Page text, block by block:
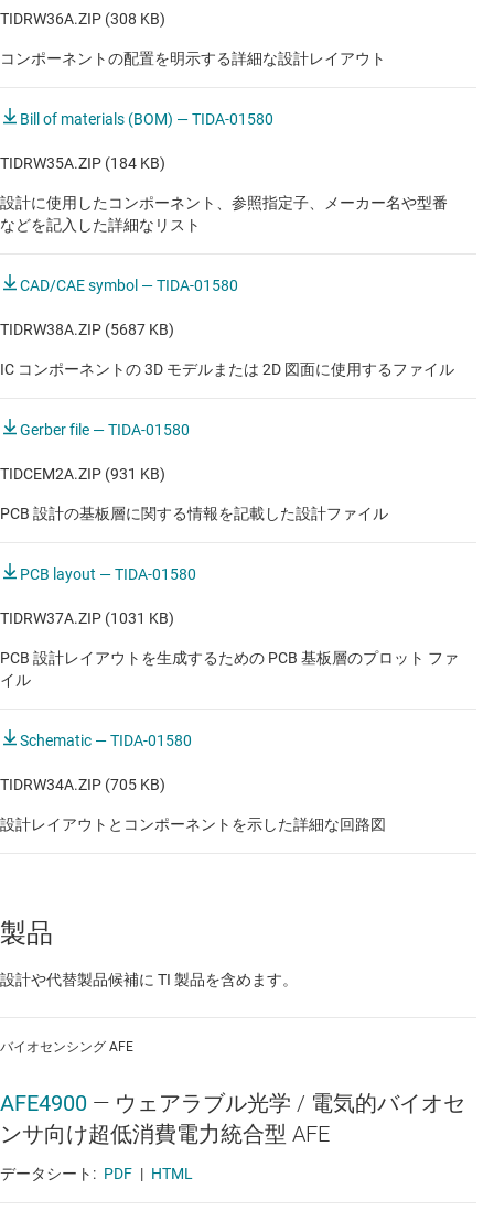
ECG パッチ
パルス オキシメータ
マルチパラメータ・パッチ
マルチパラメータ・パッチ
マルチパラメータ・パッチ
マルチパラメータ・パッチ
処理とビジョン カート
心電図（ECG）
心電図（ECG）
患者モニタ：SPO2 モジュール
患者モニタ：SPO2 モジュール
患者モニタ：サブシステム・モジュール
TIDRW36A.ZIP (308 KB)
コンポーネントの配置を明示する詳細な設計レイアウト
Bill of materials (BOM) — TIDA-01580
TIDRW35A.ZIP (184 KB)
設計に使用したコンポーネント、参照指定子、メーカー名や型番
などを記入した詳細なリスト
CAD/CAE symbol — TIDA-01580
TIDRW38A.ZIP (5687 KB)
IC コンポーネントの 3D モデルまたは 2D 図面に使用するファイル
Gerber file — TIDA-01580
TIDCEM2A.ZIP (931 KB)
PCB 設計の基板層に関する情報を記載した設計ファイル
PCB layout — TIDA-01580
TIDRW37A.ZIP (1031 KB)
PCB 設計レイアウトを生成するための PCB 基板層のプロット ファ
イル
Schematic — TIDA-01580
TIDRW34A.ZIP (705 KB)
設計レイアウトとコンポーネントを示した詳細な回路図
製品
設計や代替製品候補に TI 製品を含めます。
バイオセンシング AFE
AFE4900 — ウェアラブル光学 / 電気的バイオセ
ンサ向け超低消費電力統合型 AFE
データシート: PDF | HTML